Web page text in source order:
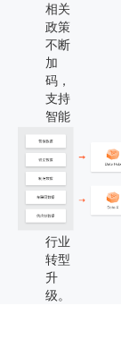
相关
政策
不断
加
码，
支持
智能
行业
发
展，
助力
汽车
行业
转型
升
级。